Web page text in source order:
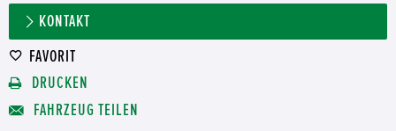
KONTAKT
FAVORIT
DRUCKEN
FAHRZEUG TEILEN